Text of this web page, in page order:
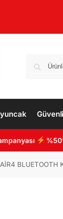
BLUETOOTH